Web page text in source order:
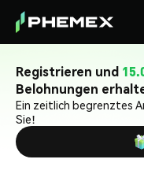
Registrieren und
Belohnungen
Ein zeitlich begrenztes
Sie!